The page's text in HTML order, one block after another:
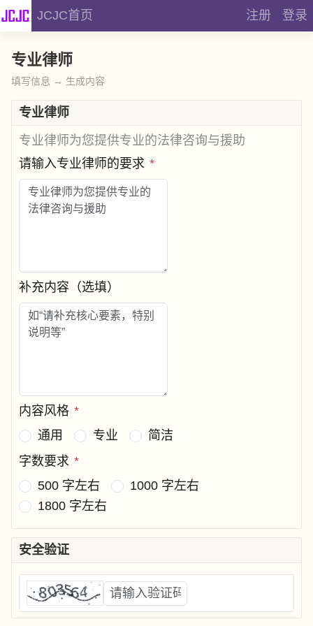
JCJC首页 注册 登录
专业律师
填写信息 → 生成内容
专业律师
专业律师为您提供专业的法律咨询与援助
请输入专业律师的要求 *
补充内容（选填）
内容风格 *
通用
专业
简洁
字数要求 *
500 字左右
1000 字左右
1800 字左右
安全验证